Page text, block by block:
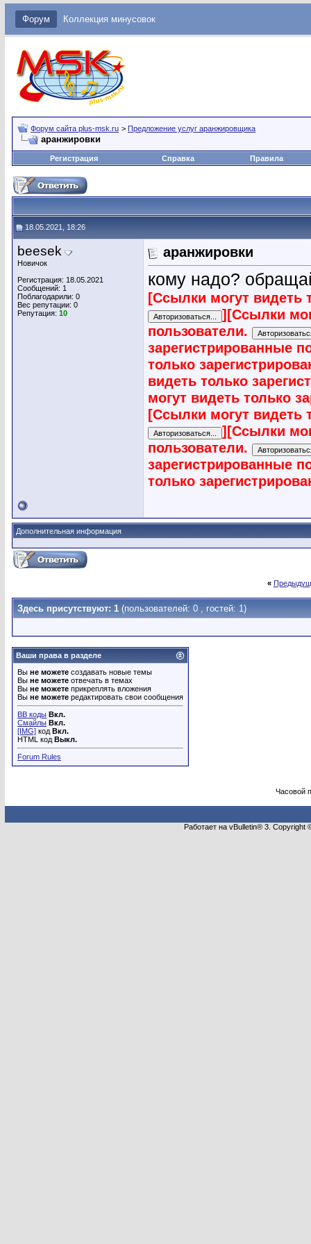
Форум Коллекция минусовок
Форум сайта plus-msk.ru > Предложение услуг аранжировщика
аранжировки
Регистрация Справка Правила
18.05.2021, 18:26
beesek
Новичок
Регистрация: 18.05.2021
Сообщений: 1
Поблагодарили: 0
Вес репутации: 0
Репутация: 10
аранжировки
кому надо?
[Ссылки могут видеть
][Ссылки
пользователи.
зарегистрированные
только
видеть только
могут видеть только
[Ссылки могут видеть
][Ссылки
пользователи.
зарегистрированные
только
Дополнительная информация
«
Здесь присутствуют: 1 (пользователей: 0 , гостей: 1)
Ваши права в разделе
Вы не можете создавать новые темы
Вы не можете отвечать в темах
Вы не можете прикреплять вложения
Вы не можете редактировать свои сообщения
BB коды Вкл.
Смайлы Вкл.
[IMG] код Вкл.
HTML код Выкл.
Forum Rules
Часовой
Работает на vBulletin® 3.